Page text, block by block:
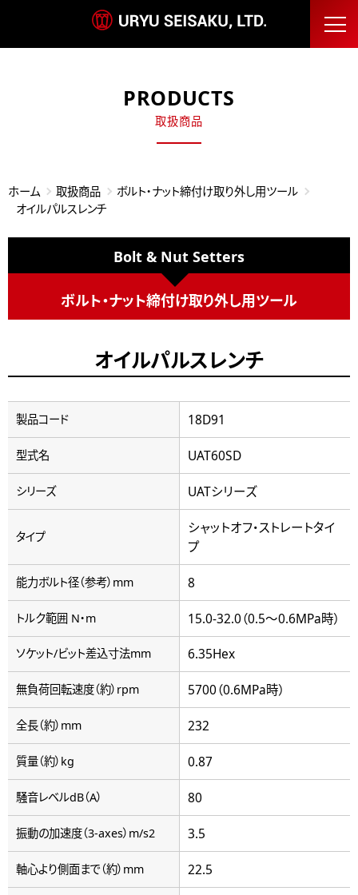
PRODUCTS
取扱商品
ホーム 取扱商品
ボルト・ナット締付け取り外し用ツール
オイルパルスレンチ
Bolt & Nut Setters
ボルト・ナット締付け取り外し用ツール
オイルパルスレンチ
製品コード 18D91
型式名 UAT60SD
シリーズ UATシリーズ
タイプ
シャットオフ・ストレートタイ
プ
能力ボルト径（参考）mm 8
トルク範囲 N・m 15.0-32.0（0.5～0.6MPa時）
ソケット/ビット差込寸法mm 6.35Hex
無負荷回転速度（約）rpm 5700（0.6MPa時）
全長（約）mm 232
質量（約）kg 0.87
騒音レベルdB（A） 80
振動の加速度（3-axes）m/s2 3.5
軸心より側面まで（約）mm 22.5